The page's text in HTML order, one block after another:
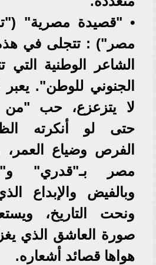
• "قصيدة مصرية"
مصر") : تتجلى في
الشاعر الوطنية
الجنوني للوطن".
لا يتزعزع، حب
حتى لو أنكرته
الفرص وضياع
مصر بـ"قدري"
وبالفيض والإبداع
ونحت التاريخ،
صورة العاشق الذي
هواها قصائد أشعاره.